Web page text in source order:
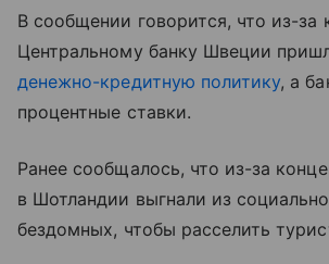
В сообщении говорится, что из-за
Центральному банку Швеции
денежно-кредитную политику, а
процентные ставки.
Ранее сообщалось, что из-за
в Шотландии выгнали из
бездомных, чтобы расселить